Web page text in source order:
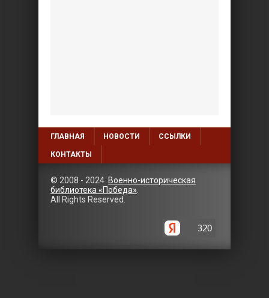
ГЛАВНАЯ НОВОСТИ ССЫЛКИ
КОНТАКТЫ
© 2008 - 2024 Военно-историческая
библиотека «Победа»
All Rights Reserved.